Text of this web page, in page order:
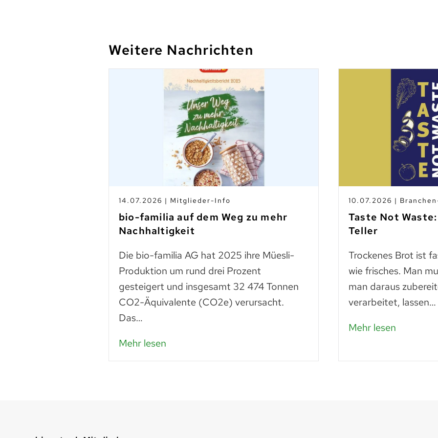
Weitere Nachrichten
14.07.2026 | Mitglieder-Info
bio-familia auf dem Weg zu mehr
Nachhaltigkeit
Die bio-familia AG hat 2025 ihre Müesli-
Produktion um rund drei Prozent
gesteigert und insgesamt 32 474 Tonnen
CO2-Äquivalente (CO2e) verursacht.
Das…
Mehr lesen
10.07.2026 |
Taste Not
Teller
Trockenes Brot ist
wie frisches. Man
man daraus
verarbeitet, lassen…
Mehr lesen